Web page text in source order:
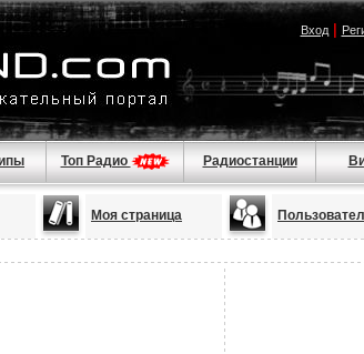
Вход|
Топ Радио Радиостанции
Моя страница